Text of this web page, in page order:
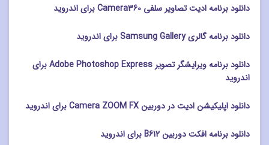
دانلود برنامه ادیت تصاویر سلفی Camera360 برای اندروید
دانلود برنامه گالری Samsung Gallery برای اندروید
دانلود برنامه ویرایشگر تصویر Adobe Photoshop Express برای
اندروید
دانلود اپلیکیشن ادیت در دوربین Camera ZOOM FX برای اندروید
دانلود برنامه افکت دوربین B612 برای اندروید